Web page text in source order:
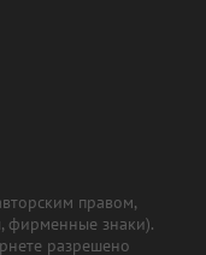
правом,
фирменные знаки).
разрешено